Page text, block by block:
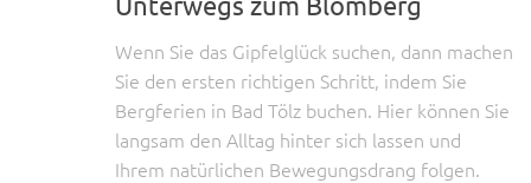
Wenn Sie das Gipfelglück suchen, dann machen
Sie den ersten richtigen Schritt, indem Sie
Bergferien in Bad Tölz buchen. Hier können Sie
langsam den Alltag hinter sich lassen und
Ihrem natürlichen Bewegungsdrang folgen.